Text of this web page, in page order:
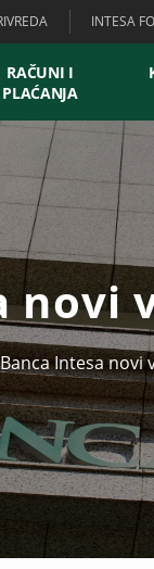
INTESA
RAČUNI I
PLAĆANJA
novi
Banca Intesa novi